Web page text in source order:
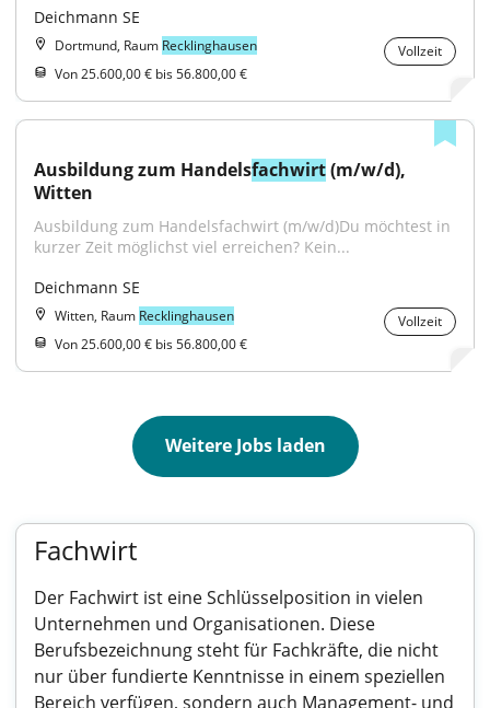
Deichmann SE
Dortmund, Raum Recklinghausen
Vollzeit
Von 25.600,00 € bis 56.800,00 €
Ausbildung zum Handelsfachwirt (m/w/d),
Witten
Ausbildung zum Handelsfachwirt (m/w/d)Du möchtest in
kurzer Zeit möglichst viel erreichen? Kein...
Deichmann SE
Witten, Raum Recklinghausen
Vollzeit
Von 25.600,00 € bis 56.800,00 €
Weitere Jobs laden
Fachwirt
Der Fachwirt ist eine Schlüsselposition in vielen
Unternehmen und Organisationen. Diese
Berufsbezeichnung steht für Fachkräfte, die nicht
nur über fundierte Kenntnisse in einem speziellen
Bereich verfügen, sondern auch Management- und